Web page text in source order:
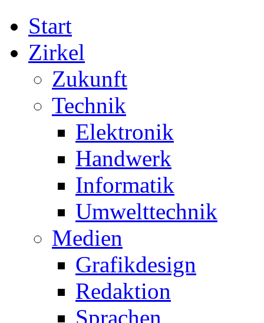
Start
Zirkel
Zukunft
Technik
Elektronik
Handwerk
Informatik
Umwelttechnik
Medien
Grafikdesign
Redaktion
Sprachen